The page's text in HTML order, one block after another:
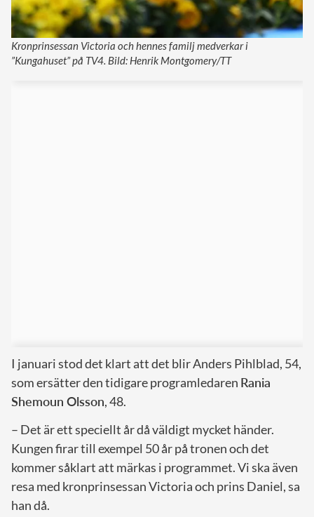
Kronprinsessan Victoria och hennes familj medverkar i
”Kungahuset” på TV4. Bild: Henrik Montgomery/TT
I januari stod det klart att det blir Anders Pihlblad, 54,
som ersätter den tidigare programledaren Rania
Shemoun Olsson, 48.
– Det är ett speciellt år då väldigt mycket händer.
Kungen firar till exempel 50 år på tronen och det
kommer såklart att märkas i programmet. Vi ska även
resa med kronprinsessan Victoria och prins Daniel, sa
han då.